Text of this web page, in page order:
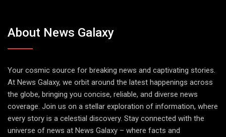
About News Galaxy
Your cosmic source for breaking news and captivating stories.
At News Galaxy, we orbit around the latest happenings across
the globe, bringing you concise, reliable, and diverse news
coverage. Join us on a stellar exploration of information, where
every story is a celestial discovery. Stay connected with the
universe of news at News Galaxy – where facts and